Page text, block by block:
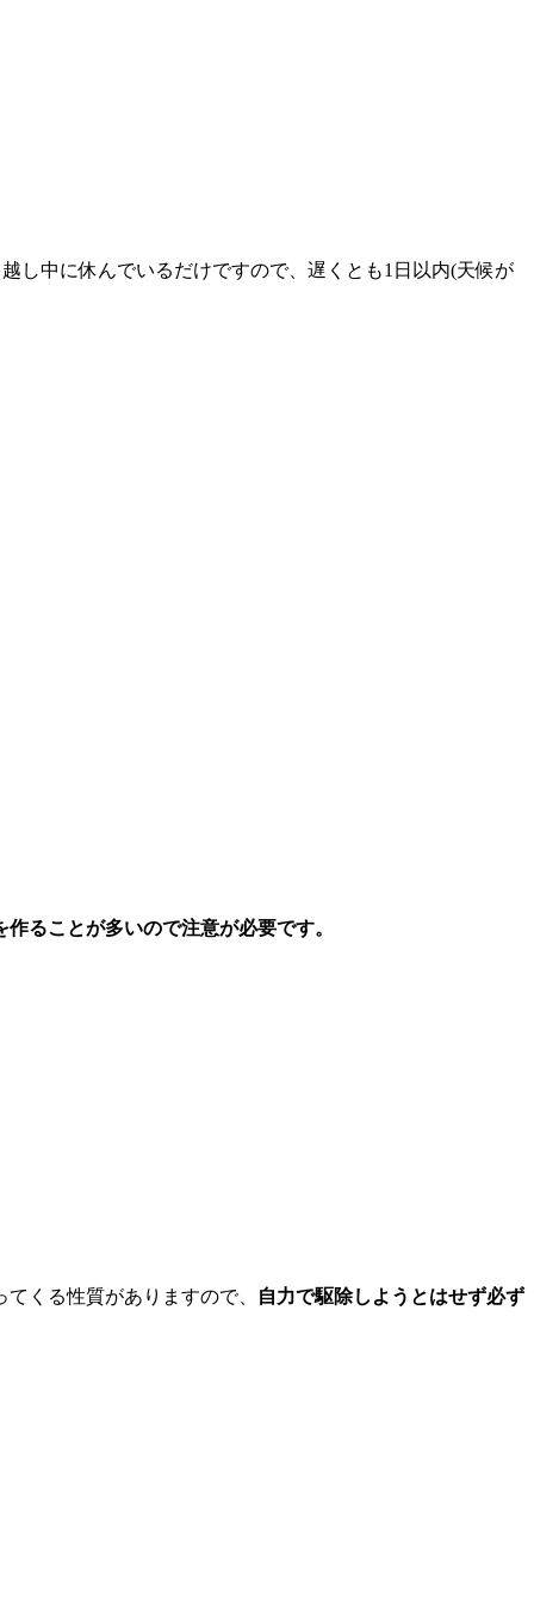
し中に休んでいるだけですので、遅くとも1日以内(天候が
作ることが多いので注意が必要です。
くる性質がありますので、 自力で駆除しようとはせず必ず